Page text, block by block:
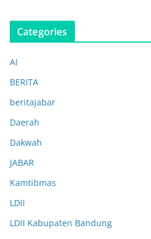
Categories
AI
BERITA
beritajabar
Daerah
Dakwah
JABAR
Kamtibmas
LDII
LDII Kabupaten Bandung